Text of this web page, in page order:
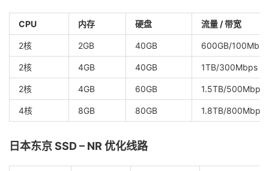
CPU 内存 硬盘 流量 / 带宽
2核 2GB 40GB 600GB/100Mbps
2核 4GB 40GB 1TB/300Mbps
2核 4GB 60GB 1.5TB/500Mbps
4核 8GB 80GB 1.8TB/800Mbps
日本东京 SSD – NR 优化线路